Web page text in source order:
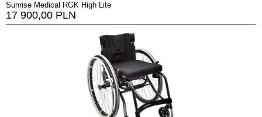
Sunrise Medical RGK High Lite
17 900,00 PLN